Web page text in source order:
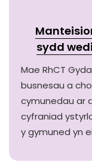
sydd
Mae RhCT
busnesau a
cymunedau ar
cyfraniad
y gymuned yn